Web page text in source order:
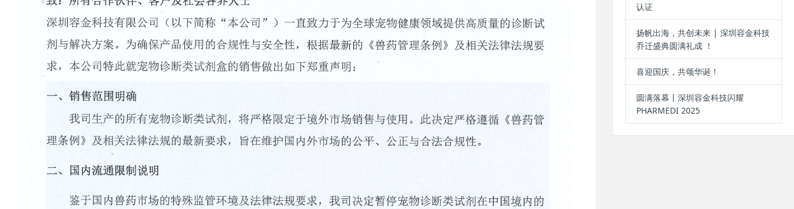
认证
扬帆出海，共创未来 | 深圳容金科技
乔迁盛典圆满礼成 ！
喜迎国庆，共颂华诞！
圆满落幕丨深圳容金科技闪耀
PHARMEDI 2025